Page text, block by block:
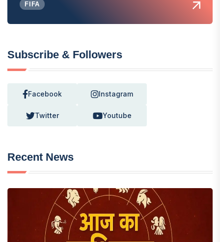
FIFA
Subscribe & Followers
Facebook Instagram
Twitter Youtube
Recent News